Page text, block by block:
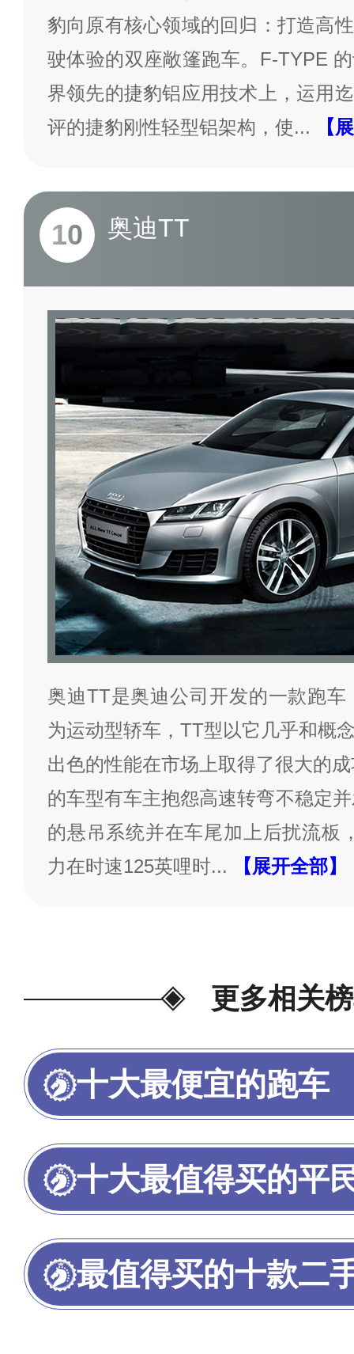
豹向原有核心领域的回归：打造高
驶体验的双座敞篷跑车。F-TYPE
界领先的捷豹铝应用技术上，运用
评的捷豹刚性轻型铝架构，使... 【
10 奥迪TT
奥迪TT是奥迪公司开发的一款跑车
为运动型轿车，TT型以它几乎和概
出色的性能在市场上取得了很大的
的车型有车主抱怨高速转弯不稳定
的悬吊系统并在车尾加上后扰流板
力在时速125英哩时... 【展开全部】
更多相关
十大最便宜的跑车
十大最值得买的平
最值得买的十款二